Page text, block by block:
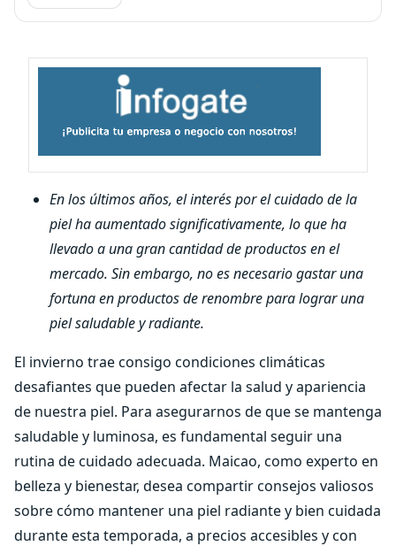
En los últimos años, el interés por el cuidado de la
piel ha aumentado significativamente, lo que ha
llevado a una gran cantidad de productos en el
mercado. Sin embargo, no es necesario gastar una
fortuna en productos de renombre para lograr una
piel saludable y radiante.
El invierno trae consigo condiciones climáticas
desafiantes que pueden afectar la salud y apariencia
de nuestra piel. Para asegurarnos de que se mantenga
saludable y luminosa, es fundamental seguir una
rutina de cuidado adecuada. Maicao, como experto en
belleza y bienestar, desea compartir consejos valiosos
sobre cómo mantener una piel radiante y bien cuidada
durante esta temporada, a precios accesibles y con